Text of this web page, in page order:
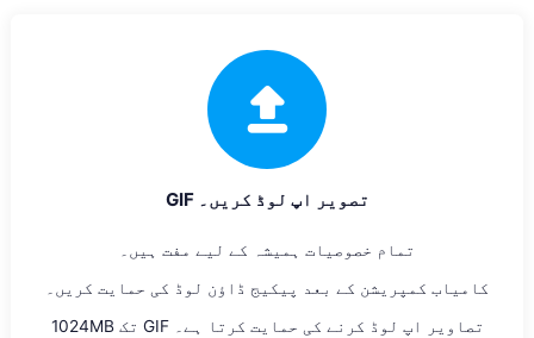
GIF تصویر اپ لوڈ کریں۔
تمام خصوصیات ہمیشہ کے لیے مفت ہیں۔
کامیاب کمپریشن کے بعد پیکیج ڈاؤن لوڈ کی حمایت کریں۔
1024MB تک GIF تصاویر اپ لوڈ کرنے کی حمایت کرتا ہے۔